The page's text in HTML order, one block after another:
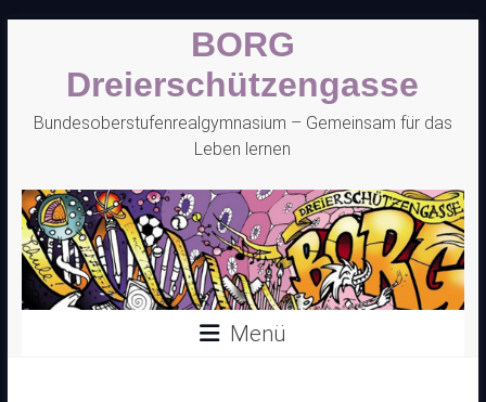
springen
BORG
Dreierschützengasse
Bundesoberstufenrealgymnasium – Gemeinsam für das
Leben lernen
Menü